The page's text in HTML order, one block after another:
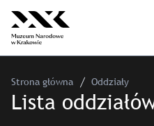
Strona główna Oddziały
Lista